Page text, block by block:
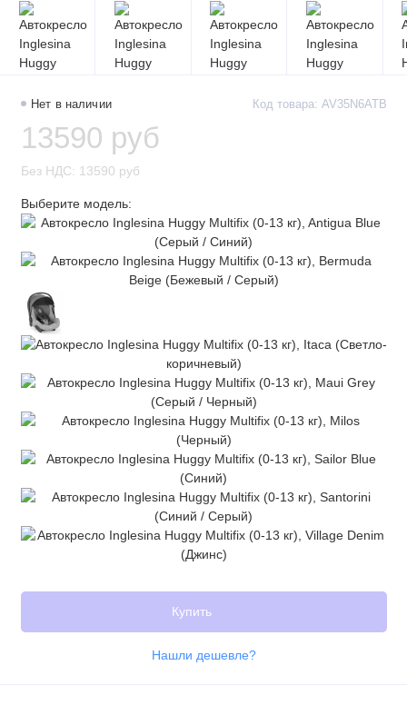
Нет в наличии Код товара: AV35N6ATB
13590 руб
Без НДС: 13590 руб
Выберите модель:
Купить
Нашли дешевле?